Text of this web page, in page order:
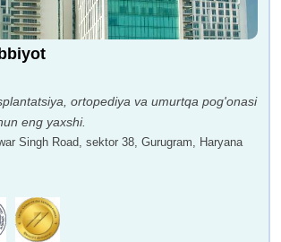
ortopediya va umurtqa pog'onasi
eng yaxshi.
Singh Road, sektor 38, Gurugram, Haryana